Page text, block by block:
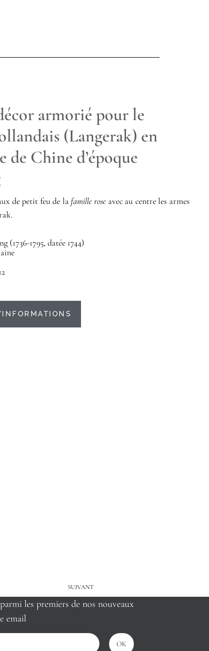
armorié pour le
(Langerak) en
de Chine d’époque
de petit feu de la famille rose avec au centre les armes
(1736-1795, datée 1744)
SUIVANT
les premiers de nos nouveaux
email
OK